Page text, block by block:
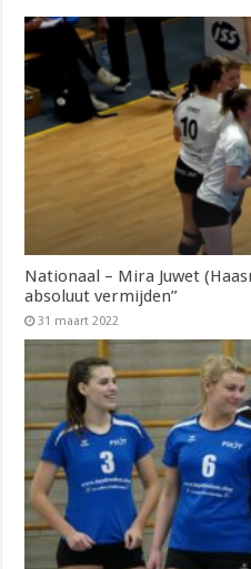
Nationaal – Mira Juwet
absoluut vermijden”
31 maart 2022